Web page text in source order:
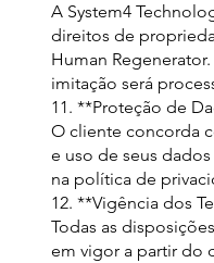
A System4
direitos de
Human
imitação será
11. **Proteção de
O cliente concorda
e uso de seus
na política de
12. **Vigência dos
Todas as
em vigor a partir do